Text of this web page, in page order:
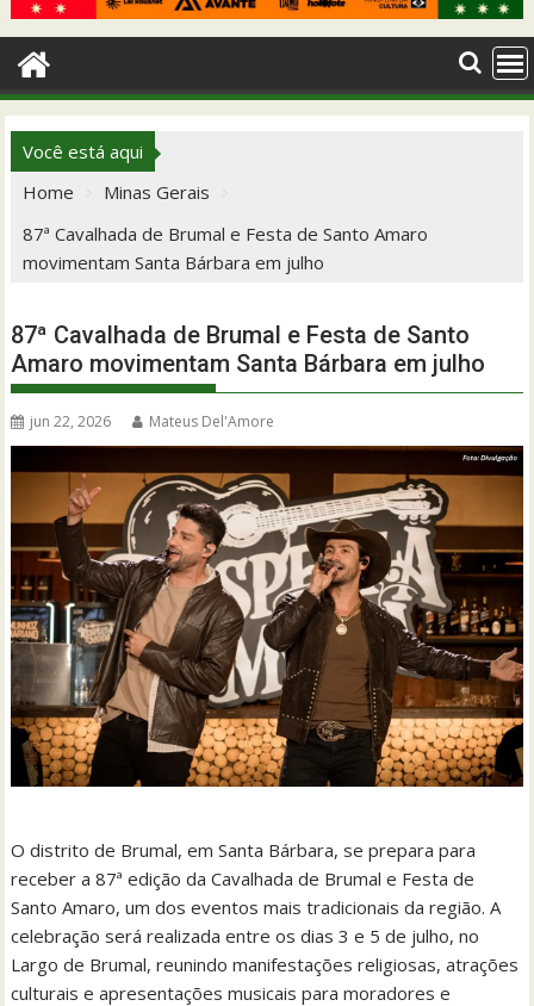
Você está aqui
Home
Minas Gerais
87ª Cavalhada de Brumal e Festa de Santo Amaro
movimentam Santa Bárbara em julho
87ª Cavalhada de Brumal e Festa de Santo
Amaro movimentam Santa Bárbara em julho
jun 22, 2026 Mateus Del'Amore
O distrito de Brumal, em Santa Bárbara, se prepara para
receber a 87ª edição da Cavalhada de Brumal e Festa de
Santo Amaro, um dos eventos mais tradicionais da região. A
celebração será realizada entre os dias 3 e 5 de julho, no
Largo de Brumal, reunindo manifestações religiosas, atrações
culturais e apresentações musicais para moradores e